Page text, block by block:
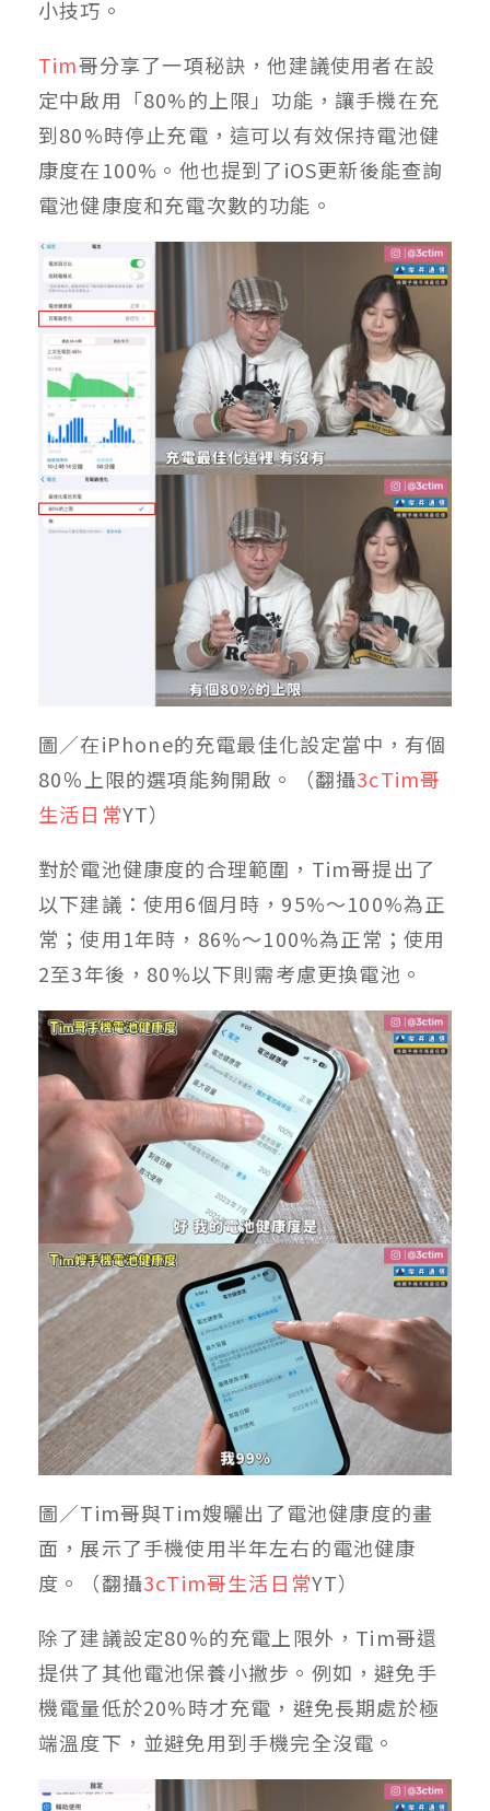
小技巧。
Tim哥分享了一項秘訣，他建議使用者在設
定中啟用「80%的上限」功能，讓手機在充
到80%時停止充電，這可以有效保持電池健
康度在100%。他也提到了iOS更新後能查詢
電池健康度和充電次數的功能。
圖／在iPhone的充電最佳化設定當中，有個
80％上限的選項能夠開啟。（翻攝3cTim哥
生活日常YT）
對於電池健康度的合理範圍，Tim哥提出了
以下建議：使用6個月時，95%～100%為正
常；使用1年時，86%～100%為正常；使用
2至3年後，80%以下則需考慮更換電池。
圖／Tim哥與Tim嫂曬出了電池健康度的畫
面，展示了手機使用半年左右的電池健康
度。（翻攝3cTim哥生活日常YT）
除了建議設定80%的充電上限外，Tim哥還
提供了其他電池保養小撇步。例如，避免手
機電量低於20%時才充電，避免長期處於極
端溫度下，並避免用到手機完全沒電。